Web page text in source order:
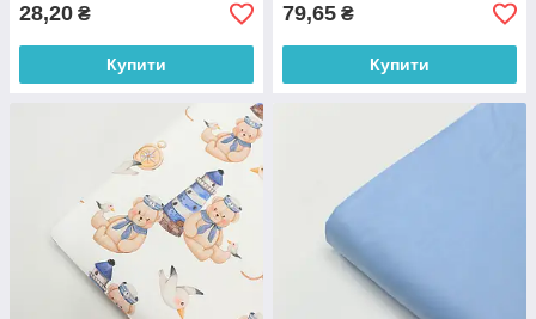
28,20 ₴
Купити
79,65 ₴
Купити